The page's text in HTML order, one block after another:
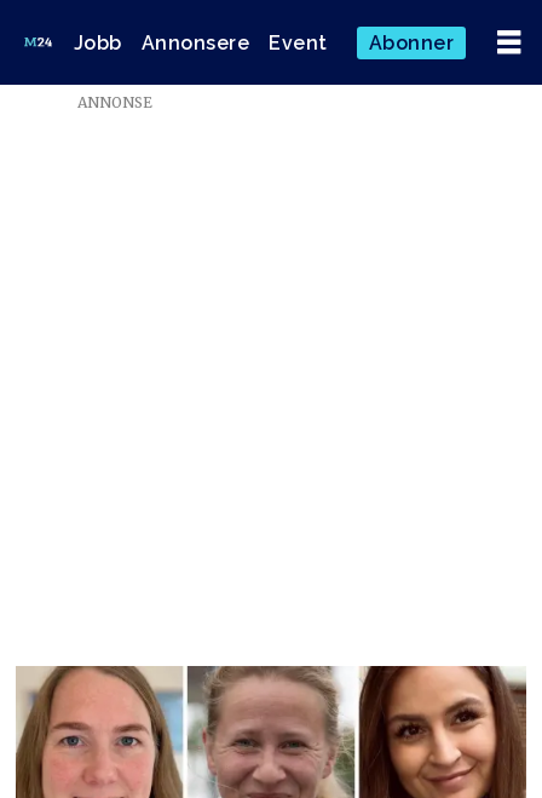
Jobb Annonsere Event Abonner
Emne:
ANNONSE